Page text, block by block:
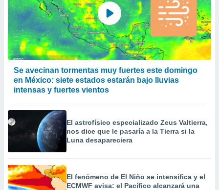
Se avecinan tormentas muy fuertes este domingo
en México: siete estados estarán bajo lluvias
intensas y fuertes vientos
El astrofísico especializado Zeus Valtierra,
nos dice que le pasaría a la Tierra si la
Luna desapareciera
El fenómeno de El Niño se intensifica y el
ECMWF avisa: el Pacífico alcanzará una